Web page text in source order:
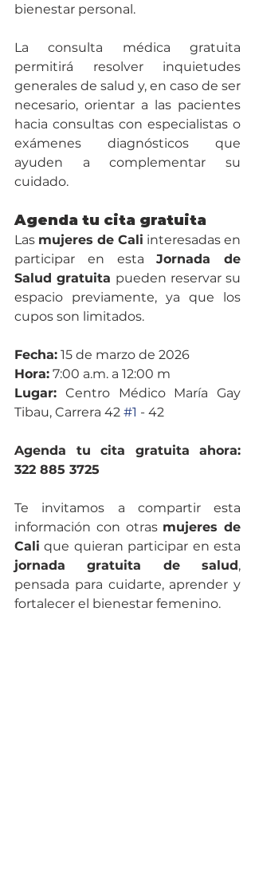
bienestar personal.
La consulta médica gratuita
permitirá resolver inquietudes
generales de salud y, en caso de ser
necesario, orientar a las pacientes
hacia consultas con especialistas o
exámenes diagnósticos que
ayuden a complementar su
cuidado.
Agenda tu cita gratuita
Las mujeres de Cali interesadas en
participar en esta Jornada de
Salud gratuita pueden reservar su
espacio previamente, ya que los
cupos son limitados.
Fecha: 15 de marzo de 2026
Hora: 7:00 a.m. a 12:00 m
Lugar: Centro Médico María Gay
Tibau, Carrera 42 #1 - 42
Agenda tu cita gratuita ahora:
322 885 3725
Te invitamos a compartir esta
información con otras mujeres de
Cali
jornada gratuita de salud,
pensada para cuidarte, aprender y
fortalecer el bienestar femenino.